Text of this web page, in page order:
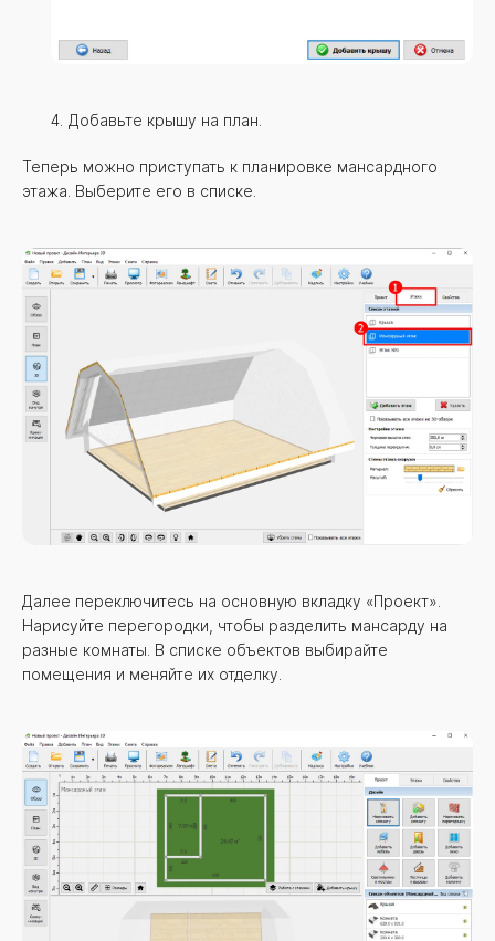
Добавьте крышу на план.
Теперь можно приступать к планировке мансардного
этажа. Выберите его в списке.
Далее переключитесь на основную вкладку «Проект».
Нарисуйте перегородки, чтобы разделить мансарду на
разные комнаты. В списке объектов выбирайте
помещения и меняйте их отделку.